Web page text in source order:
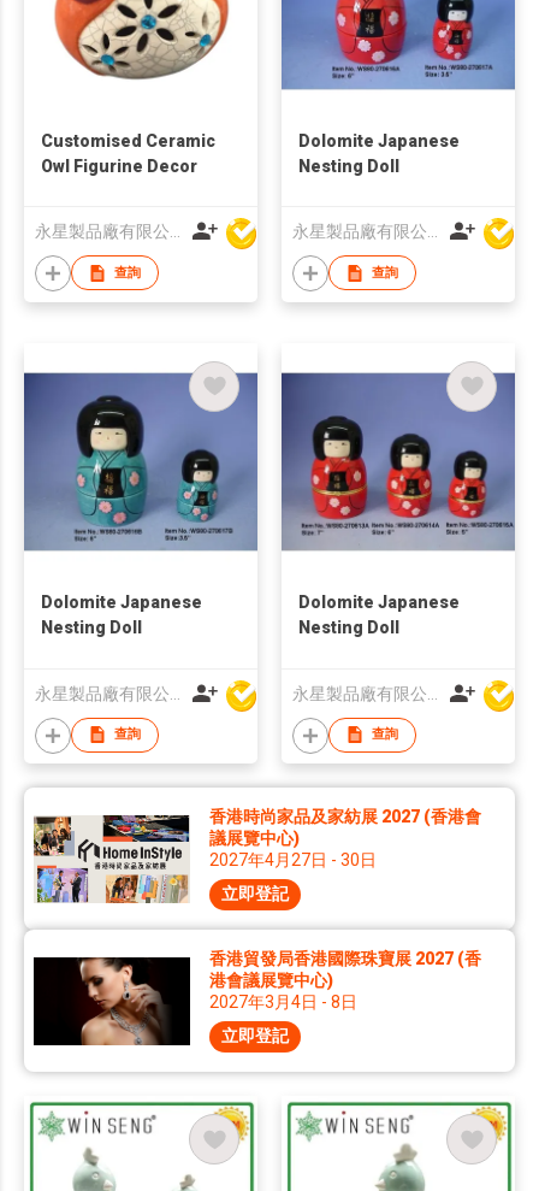
Customised Ceramic
Owl Figurine Decor
永星製品廠有限公司
查詢
Dolomite Japanese
Nesting Doll
永星製品廠有限公司
查詢
Dolomite Japanese
Nesting Doll
查詢
Dolomite Japanese
Nesting Doll
查詢
香港時尚家品及家紡展 2027 (香港會
議展覽中心)
2027年4月27日 - 30日
立即登記
香港貿發局香港國際珠寶展 2027 (香
港會議展覽中心)
2027年3月4日 - 8日
立即登記